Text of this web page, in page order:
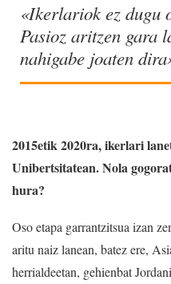
«Ikerlariok ez dugu
Pasioz aritzen gara
nahigabe joaten
2015etik 2020ra, ikerlari
Unibertsitatean. Nola
hura?
Oso etapa garrantzitsua izan
aritu naiz lanean, batez ere,
herrialdeetan, gehienbat